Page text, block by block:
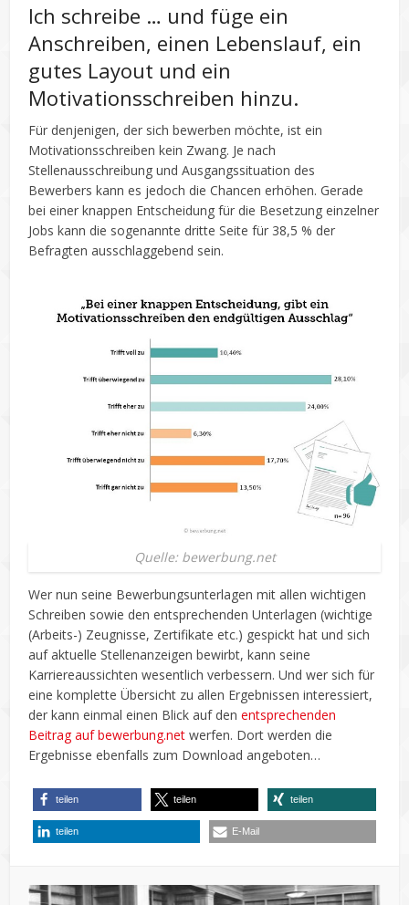
Ich schreibe … und füge ein
Anschreiben, einen Lebenslauf, ein
gutes Layout und ein
Motivationsschreiben hinzu.
Für denjenigen, der sich bewerben möchte, ist ein
Motivationsschreiben kein Zwang. Je nach
Stellenausschreibung und Ausgangssituation des
Bewerbers kann es jedoch die Chancen erhöhen. Gerade
bei einer knappen Entscheidung für die Besetzung einzelner
Jobs kann die sogenannte dritte Seite für 38,5 % der
Befragten ausschlaggebend sein.
Quelle: bewerbung.net
Wer nun seine Bewerbungsunterlagen mit allen wichtigen
Schreiben sowie den entsprechenden Unterlagen (wichtige
(Arbeits-) Zeugnisse, Zertifikate etc.) gespickt hat und sich
auf aktuelle Stellenanzeigen bewirbt, kann seine
Karriereaussichten wesentlich verbessern. Und wer sich für
eine komplette Übersicht zu allen Ergebnissen interessiert,
der kann einmal einen Blick auf denentsprechenden
Beitrag auf bewerbung.net werfen. Dort werden die
Ergebnisse ebenfalls zum Download angeboten…
teilen teilen teilen
teilen E-Mail